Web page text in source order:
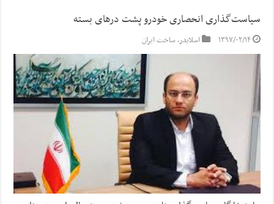
سیاست‌گذاری انحصاری خودرو پشت درهای بسته
۱۳۹۷/۰۲/۱۴ اسلایدر,ساخت ایران